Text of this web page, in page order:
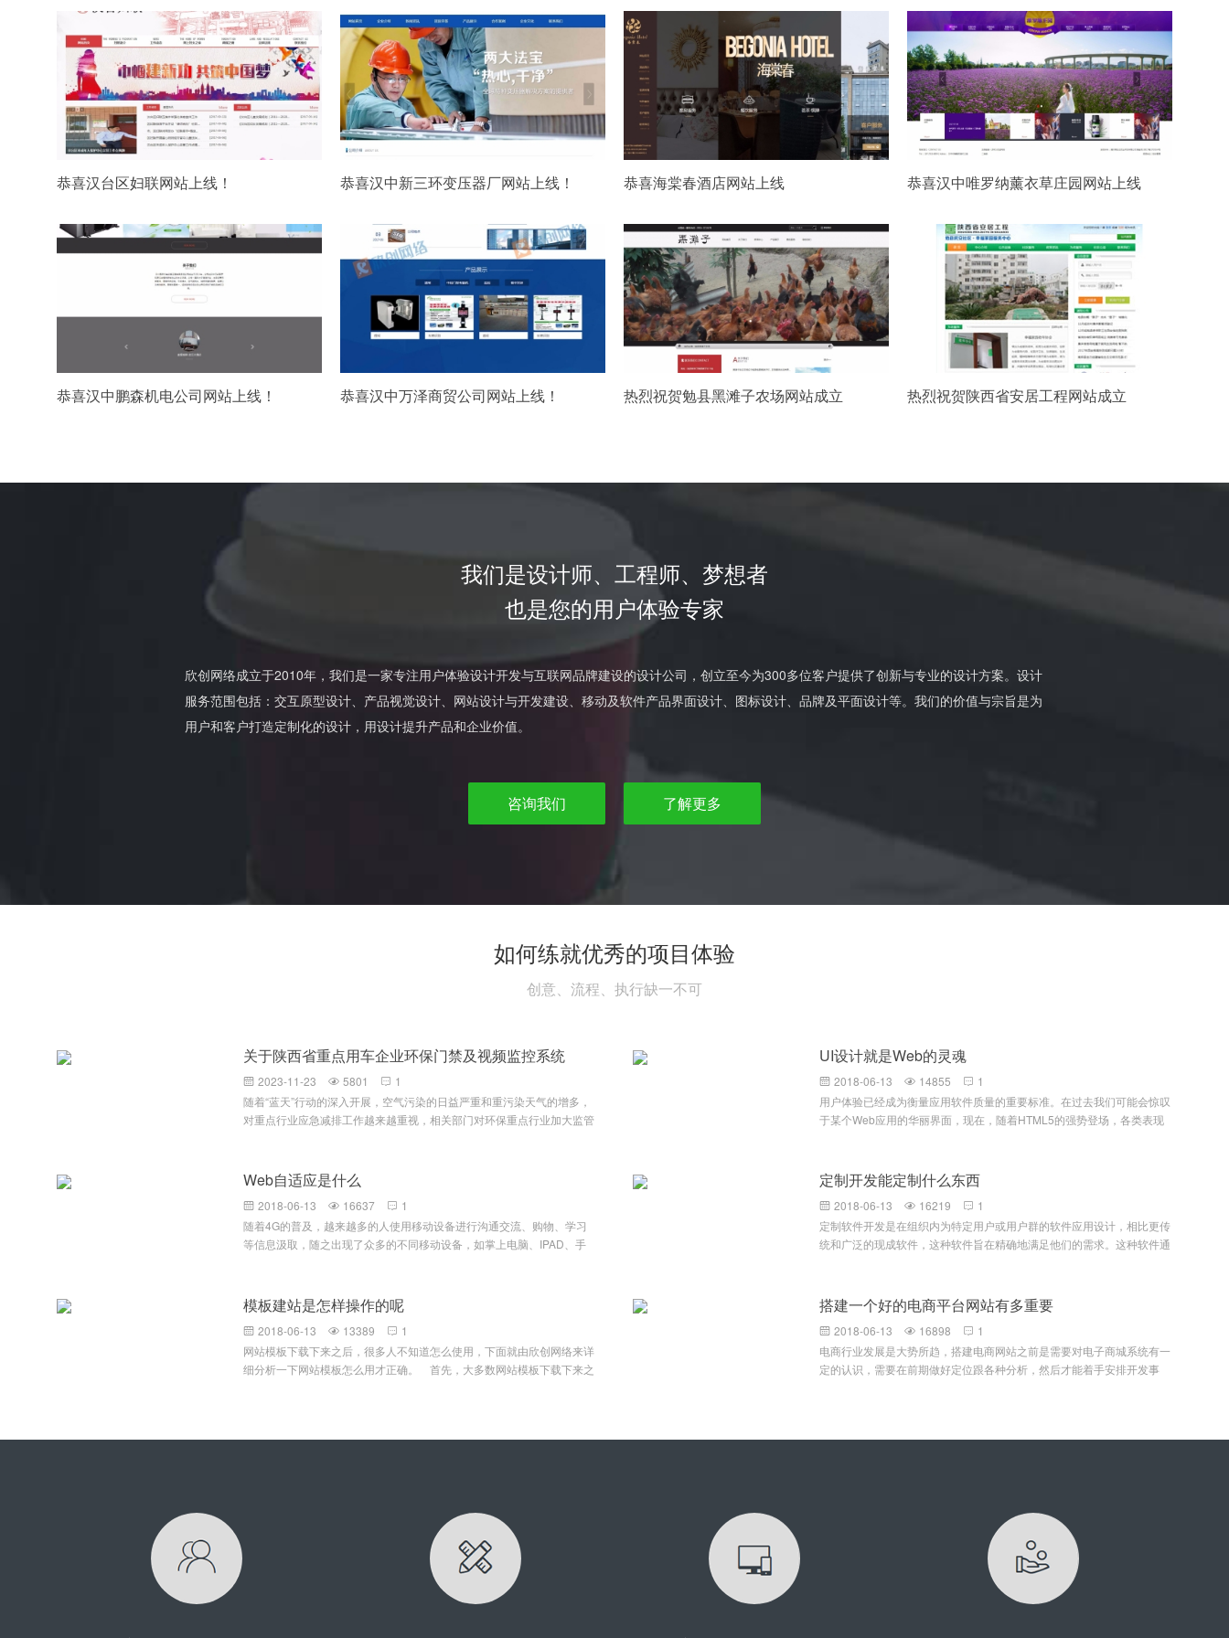
恭喜汉台区妇联网站上线！ 恭喜汉中新三环变压器厂网站上线！ 恭喜海棠春酒店网站上线 恭喜汉中唯罗纳薰衣草庄园网站上线
恭喜汉中鹏森机电公司网站上线！ 恭喜汉中万泽商贸公司网站上线！ 热烈祝贺勉县黑滩子农场网站成立 热烈祝贺陕西省安居工程网站成立
我们是设计师、工程师、梦想者
也是您的用户体验专家
欣创网络成立于2010年，我们是一家专注用户体验设计开发与互联网品牌建设的设计公司，创立至今为300多位客户提供了创新与专业的设计方案。设计
服务范围包括：交互原型设计、产品视觉设计、网站设计与开发建设、移动及软件产品界面设计、图标设计、品牌及平面设计等。我们的价值与宗旨是为
用户和客户打造定制化的设计，用设计提升产品和企业价值。
咨询我们 了解更多
如何练就优秀的项目体验
创意、流程、执行缺一不可
关于陕西省重点用车企业环保门禁及视频监控系统
 2023-11-23  5801  1
随着“蓝天”行动的深入开展，空气污染的日益严重和重污染天气的增多，
对重点行业应急减排工作越来越重视，相关部门对环保重点行业加大监管
台账。环保门禁电子台账及视频监控系统，配合企业门禁系统形成一套合
理并且符合规范的车辆运输监控系统，加强流程自动处理功能，赋予司机
自主处理能力，减少厂内工作人员工作量，不增加企业负担，构建车辆管
控系统实现企业环保随车清单管理，杜绝虚假国五车辆入内。系统内置与
环保、公安部门信息接口，确保车辆信息的准确性与唯一性。企业现有的
标准等数据统计工作和核实工作困难重重。一套符合环保申报标准的门禁
天气应急移动源预案为基础，以重污染天气下进出减排企业大型货运车辆
为管控目标设计，系统提供可扩展接口，集成接口，实现和各级环保部
门、重点运输企业之间车辆进出台账信息上传
UI设计就是Web的灵魂
 2018-06-13  14855  1
用户体验已经成为衡量应用软件质量的重要标准。在过去我们可能会惊叹
于某个Web应用的华丽界面，现在，随着HTML5的强势登场，各类表现
使用传统的、平凡的UI设计风格。富应用已成定局，过去难以实现的效果
在今天看来已如此简单。本文旨在通过借鉴Web界面设计经验，来探寻系
统UI设计的最佳实践。一指导原则概述系统是自描述的 对于好的UI设计
系统应该易于使用。无需阅读额外的文档，系统UI本身就能引导用户选择
正确的道路。尽力隐藏系统复杂度 简约风格的UI更易于用户使用。提示
设计 系统必须清晰地告知用户：他们身在何处？他们寻找的东西在哪
户知道动作尚未发生，提醒用户正处在过程中的哪个阶段。人性化设
计 合适的字体大小，温和的背景
Web自适应是什么
 2018-06-13  16637  1
随着4G的普及，越来越多的人使用移动设备进行沟通交流、购物、学习
等信息汲取，随之出现了众多的不同移动设备，如掌上电脑、IPAD、手
顾各种不同的设备尺寸，像以前根据每个不同尺寸进行固定排版肯定行不
通。原本针对不同设备设计不同网页的方式，不但要花费大量时间、精力
进行重复劳动，且容易出现很多网站维护方面的问题。而自适应作为新的
网页布局方式的出现很好的解决了这一问题，自适应式的网站也会成为未
来主流网站。下面我们谈谈什么是自适应？自适应是指在网页应用到不同
还是文字，都以上下模块方式显示，省略了一些不影响主体展示的次要部
定制开发能定制什么东西
 2018-06-13  16219  1
定制软件开发是在组织内为特定用户或用户群的软件应用设计，相比更传
统和广泛的现成软件，这种软件旨在精确地满足他们的需求。这种软件通
成，这些受众都有着不同但根本上相似的需求。例如，MicrosoftWord被
设计来作为公共开放的对其用户许多不同需求的一个多样化解决方案。不
管怎样，它不像定制软件那样迎合任何特定实体定制软件开发牵涉针对某
个特定实体的软件产品的调试、开发和发布。例如，摩根大通公司创建的
一个App将只能被该公司和它为之设计的部门使用。该软件在设计时谨记
的增强。如果你有一个软件应用程序，旨在提高生产力或满足内部需要，
模板建站是怎样操作的呢
 2018-06-13  13389  1
网站模板下载下来之后，很多人不知道怎么使用，下面就由欣创网络来详
细分析一下网站模板怎么用才正确。 首先，大多数网站模板下载下来之
或者服务器上面就可以访问了 如果你的文件夹里面包含一些动态网页文
后，下载MetInfo的网站模板，解压开就会发现里面有许多的php动态网页
文件，这些我们都不需要管，只需要将下载解压的文件夹：如下方（文件
夹名字可能不一样），可以使用FTP工具上传
搭建一个好的电商平台网站有多重要
 2018-06-13  16898  1
电商行业发展是大势所趋，搭建电商网站之前是需要对电子商城系统有一
定的认识，需要在前期做好定位跟各种分析，然后才能着手安排开发事
电商网站的存在，并吸引过来。其次是电商时代的一个特性，电商网站建
并开始成为日常生活中不可缺少的一部分，所以建设电商网站自然也就很
重要了。电子商务网站建设的好处有哪些：电商网站可谓是集销售、服务
跟资讯一体化的电子商务平台，具有强大的订购功能之外，还能集批发、
零售、团购跟在线支付等功能于一体，这是一个能够让消费者跟商家进行
交易的一个网络平台。搭建电商网站的好处在于可以依托电子商城进行网
络营销活动，并在网上进行商城网站产品的推广；此外，电商网站开发可